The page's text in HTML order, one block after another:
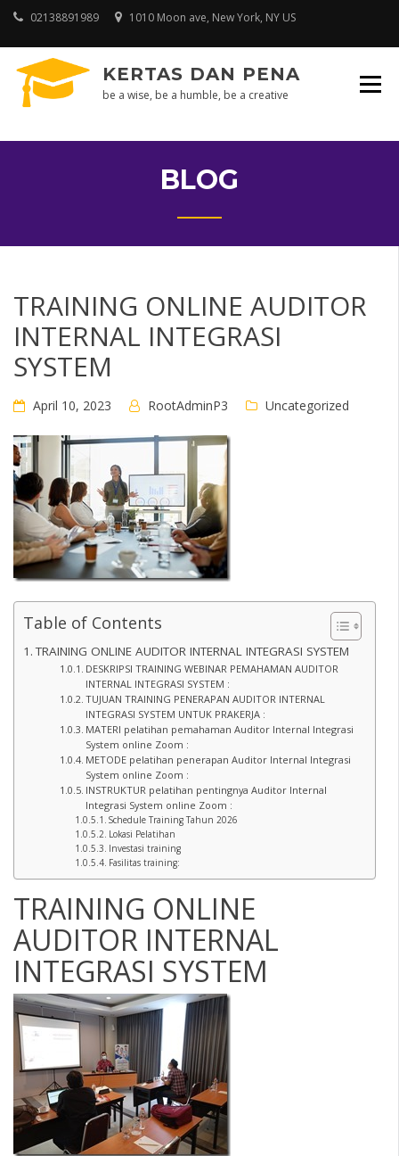
Skip
content
02138891989 1010 Moon ave, New York, NY US
KERTAS DAN PENA
be a wise, be a humble, be a creative
BLOG
TRAINING ONLINE AUDITOR
INTERNAL INTEGRASI
SYSTEM
April 10, 2023 RootAdminP3 Uncategorized
Table of Contents
TRAINING ONLINE AUDITOR INTERNAL INTEGRASI SYSTEM
DESKRIPSI TRAINING WEBINAR PEMAHAMAN AUDITOR
INTERNAL INTEGRASI SYSTEM :
TUJUAN TRAINING PENERAPAN AUDITOR INTERNAL
INTEGRASI SYSTEM UNTUK PRAKERJA :
MATERI pelatihan pemahaman Auditor Internal Integrasi
System online Zoom :
METODE pelatihan penerapan Auditor Internal Integrasi
System online Zoom :
INSTRUKTUR pelatihan pentingnya Auditor Internal
Integrasi System online Zoom :
Schedule Training Tahun 2026
Lokasi Pelatihan
Investasi training
Fasilitas training:
TRAINING ONLINE
AUDITOR INTERNAL
INTEGRASI SYSTEM